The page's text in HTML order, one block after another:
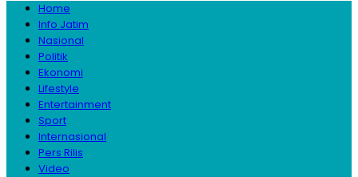
Home
Info Jatim
Nasional
Politik
Ekonomi
Lifestyle
Entertainment
Sport
Internasional
Pers Rilis
Video